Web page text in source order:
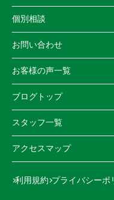
個別相談
お問い合わせ
お客様の声一覧
ブログトップ
スタッフ一覧
アクセスマップ
利用規約 プライバシーポ